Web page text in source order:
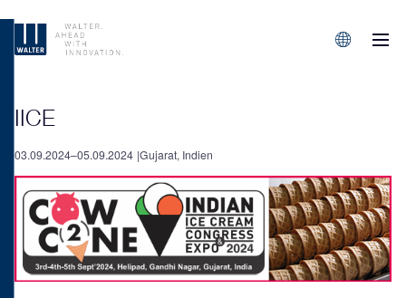
IICE
03.09.2024–05.09.2024 Gujarat, Indien